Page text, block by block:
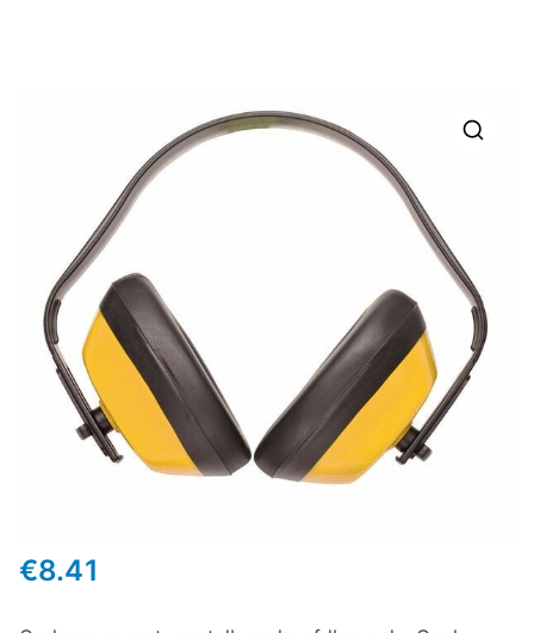
€8.41